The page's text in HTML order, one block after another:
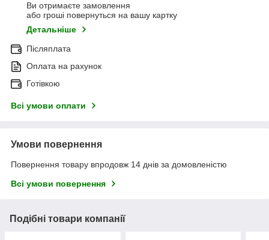
Ви отримаєте замовлення
або гроші повернуться на вашу картку
Детальніше
Післяплата
Оплата на рахунок
Готівкою
Всі умови оплати
Умови повернення
Повернення товару впродовж 14 днів за домовленістю
Всі умови повернення
Подібні товари компанії